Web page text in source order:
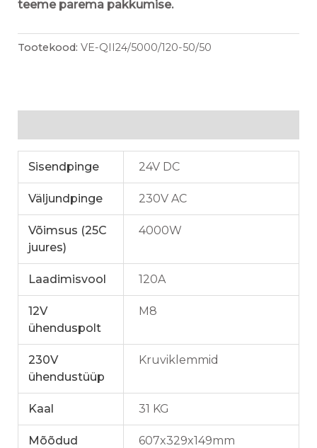
teeme parema pakkumise.
Tootekood: VE-QII24/5000/120-50/50
Sisendpinge 24V DC
Väljundpinge 230V AC
Võimsus (25C
juures)
4000W
Laadimisvool 120A
12V
ühenduspolt
M8
230V
ühendustüüp
Kruviklemmid
Kaal 31 KG
Mõõdud 607x329x149mm